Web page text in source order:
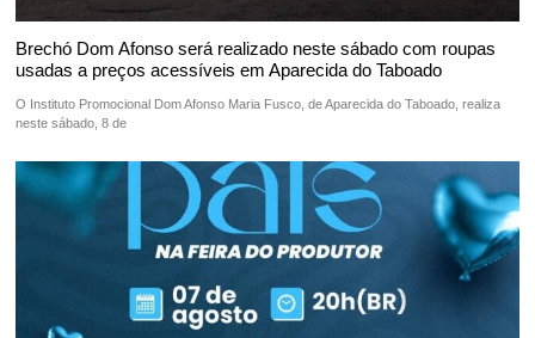
Brechó Dom Afonso será realizado neste sábado com roupas
usadas a preços acessíveis em Aparecida do Taboado
O Instituto Promocional Dom Afonso Maria Fusco, de Aparecida do Taboado, realiza
neste sábado, 8 de